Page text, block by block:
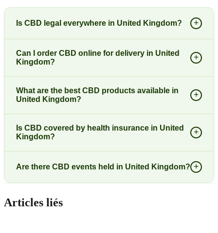
Is CBD legal everywhere in United Kingdom? +
Can I order CBD online for delivery in United
Kingdom?
+
What are the best CBD products available in
United Kingdom?
+
Is CBD covered by health insurance in United
Kingdom?
+
Are there CBD events held in United Kingdom? +
Articles liés